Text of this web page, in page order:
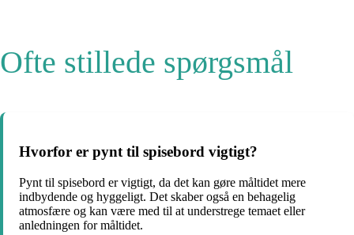
Ofte stillede spørgsmål
Hvorfor er pynt til spisebord vigtigt?
Pynt til spisebord er vigtigt, da det kan gøre måltidet mere
indbydende og hyggeligt. Det skaber også en behagelig
atmosfære og kan være med til at understrege temaet eller
anledningen for måltidet.